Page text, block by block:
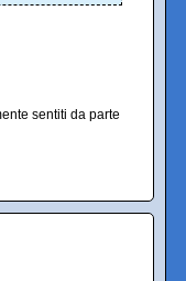
sentiti da parte